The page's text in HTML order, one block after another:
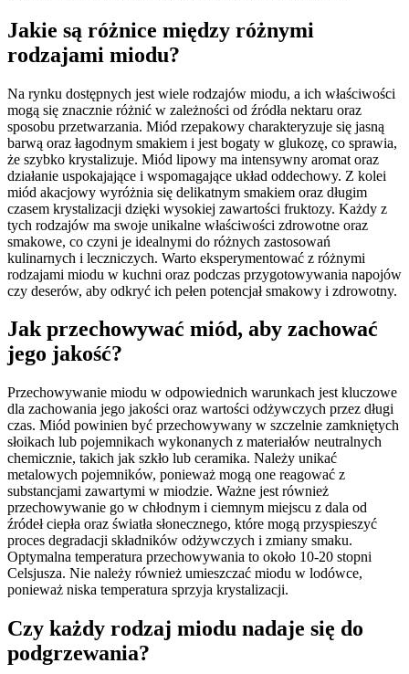
Jakie są różnice między różnymi
rodzajami miodu?
Na rynku dostępnych jest wiele rodzajów miodu, a ich właściwości
mogą się znacznie różnić w zależności od źródła nektaru oraz
sposobu przetwarzania. Miód rzepakowy charakteryzuje się jasną
barwą oraz łagodnym smakiem i jest bogaty w glukozę, co sprawia,
że szybko krystalizuje. Miód lipowy ma intensywny aromat oraz
działanie uspokajające i wspomagające układ oddechowy. Z kolei
miód akacjowy wyróżnia się delikatnym smakiem oraz długim
czasem krystalizacji dzięki wysokiej zawartości fruktozy. Każdy z
tych rodzajów ma swoje unikalne właściwości zdrowotne oraz
smakowe, co czyni je idealnymi do różnych zastosowań
kulinarnych i leczniczych. Warto eksperymentować z różnymi
rodzajami miodu w kuchni oraz podczas przygotowywania napojów
czy deserów, aby odkryć ich pełen potencjał smakowy i zdrowotny.
Jak przechowywać miód, aby zachować
jego jakość?
Przechowywanie miodu w odpowiednich warunkach jest kluczowe
dla zachowania jego jakości oraz wartości odżywczych przez długi
czas. Miód powinien być przechowywany w szczelnie zamkniętych
słoikach lub pojemnikach wykonanych z materiałów neutralnych
chemicznie, takich jak szkło lub ceramika. Należy unikać
metalowych pojemników, ponieważ mogą one reagować z
substancjami zawartymi w miodzie. Ważne jest również
przechowywanie go w chłodnym i ciemnym miejscu z dala od
źródeł ciepła oraz światła słonecznego, które mogą przyspieszyć
proces degradacji składników odżywczych i zmiany smaku.
Optymalna temperatura przechowywania to około 10-20 stopni
Celsjusza. Nie należy również umieszczać miodu w lodówce,
ponieważ niska temperatura sprzyja krystalizacji.
Czy każdy rodzaj miodu nadaje się do
podgrzewania?